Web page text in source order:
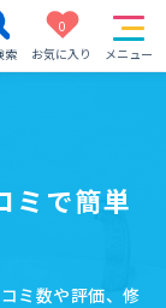
索
0
お気に入り
メニュー
ミで簡単
ミ数や評価、修